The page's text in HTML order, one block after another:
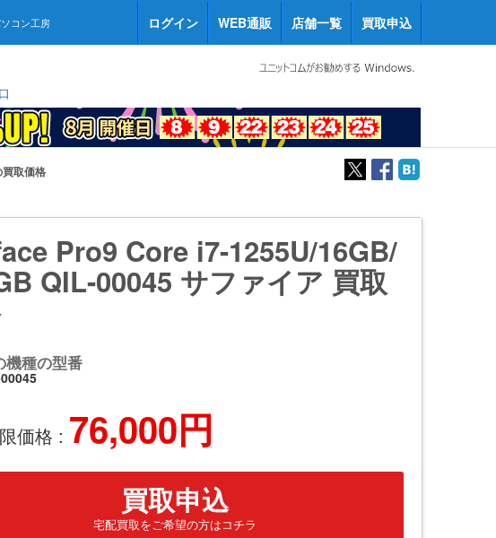
コン工房 ログイン WEB通販 店舗一覧 買取申込
取価格
Pro9 Core i7-1255U/16GB/
QIL-00045 サファイア 買取
機種の型番
価格 : 76,000円
買取申込
宅配買取をご希望の方はコチラ